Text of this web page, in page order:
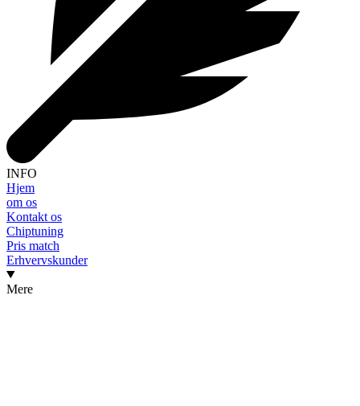
INFO
Hjem
om os
Kontakt os
Chiptuning
Pris match
Erhvervskunder
Mere